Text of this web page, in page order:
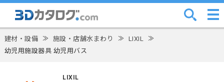
建材・設備 ≫ 施設・店舗水まわり ≫ LIXIL ≫
幼児用施設器具 幼児用バス
LIXIL